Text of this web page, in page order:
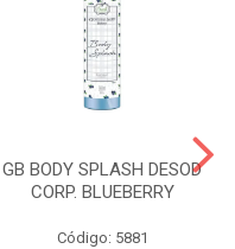
GB BODY SPLASH DESOD
CORP. BLUEBERRY
Código: 5881